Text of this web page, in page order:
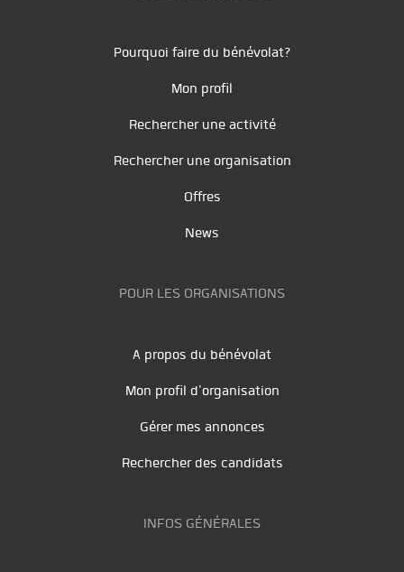
Pourquoi faire du bénévolat?
Mon profil
Rechercher une activité
Rechercher une organisation
Offres
News
POUR LES ORGANISATIONS
A propos du bénévolat
Mon profil d'organisation
Gérer mes annonces
Rechercher des candidats
INFOS GÉNÉRALES